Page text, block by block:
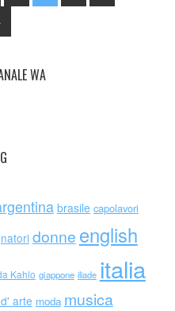
WA
brasile capolavori
donne english
Kahlo giappone iliade italia
arte moda musica